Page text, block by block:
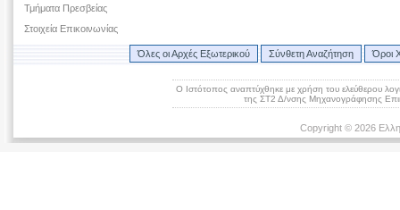
Τμήματα Πρεσβείας
Στοιχεία Επικοινωνίας
Όλες οι Αρχές Εξωτερικού Σύνθετη Αναζήτηση Όροι
Ο Ιστότοπος αναπτύχθηκε με χρήση του ελεύθερου
της ΣΤ2 Δ/νσης Μηχανογράφησης
Copyright © 2026